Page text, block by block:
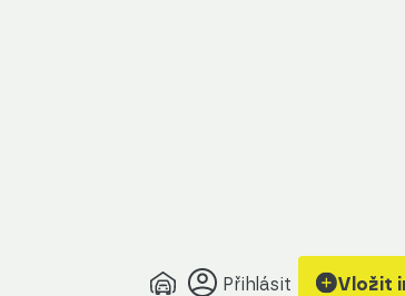
Přihlásit Vložit